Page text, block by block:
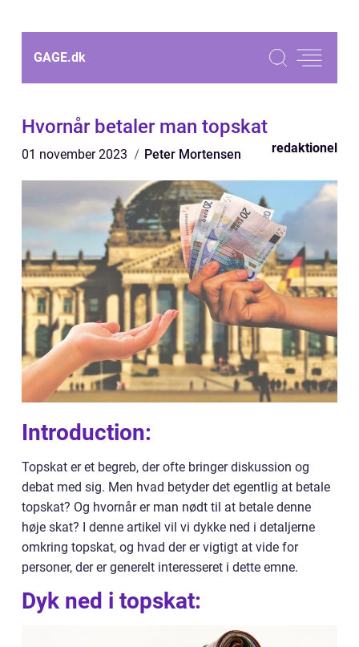
GAGE.dk
Hvornår betaler man topskat
01 november 2023 Peter Mortensen redaktionel
Introduction:
Topskat er et begreb, der ofte bringer diskussion og
debat med sig. Men hvad betyder det egentlig at betale
topskat? Og hvornår er man nødt til at betale denne
høje skat? I denne artikel vil vi dykke ned i detaljerne
omkring topskat, og hvad der er vigtigt at vide for
personer, der er generelt interesseret i dette emne.
Dyk ned i topskat: